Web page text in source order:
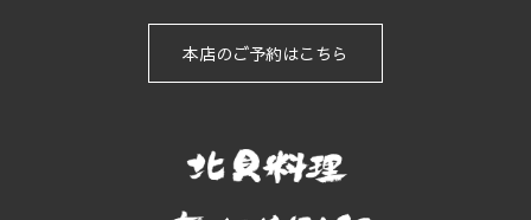
本店のご予約はこちら